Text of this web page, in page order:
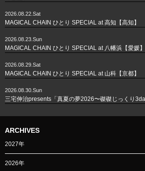
2026.08.22.Sat
MAGICAL CHAIN ひとり SPECIAL at 高知【高知】
2026.08.23.Sun
MAGICAL CHAIN ひとり SPECIAL at 八幡浜【愛媛】
2026.08.29.Sat
MAGICAL CHAIN ひとり SPECIAL at 山科【京都】
2026.08.30.Sun
三宅伸治presents「真夏の夢2026〜磔磔じっくり
ARCHIVES
2027年
2026年